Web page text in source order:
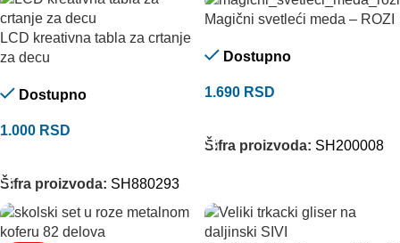
LCD kreativna tabla za crtanje
za decu
Dostupno
1.000 RSD
Šifra proizvoda: SH880293
Magični svetleći meda – ROZI
Dostupno
1.690 RSD
Šifra proizvoda: SH200008